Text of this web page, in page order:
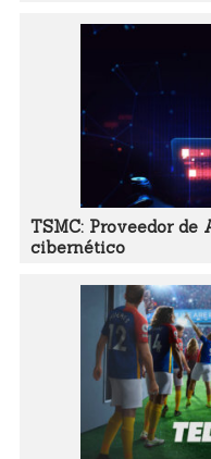
TSMC: Proveedor de
cibernético